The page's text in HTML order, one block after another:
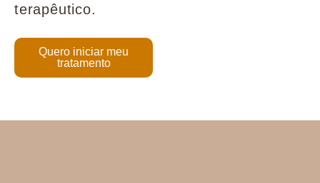
terapêutico.
Quero iniciar meu
tratamento